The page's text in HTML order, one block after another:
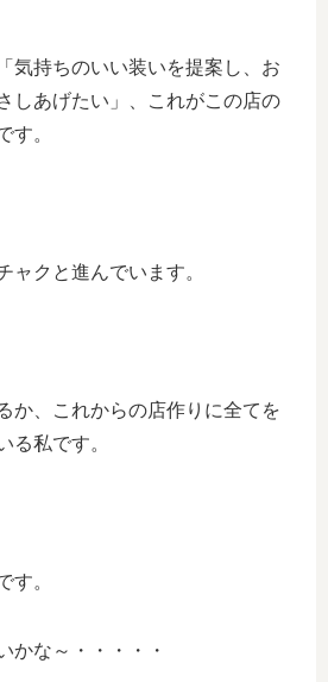
気持ちのいい装いを提案し、お
しあげたい」、これがこの店の
す。
ャクと進んでいます。
か、これからの店作りに全てを
る私です。
す。
かな～・・・・・